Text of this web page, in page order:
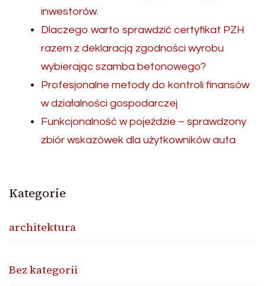
inwestorów.
Dlaczego warto sprawdzić certyfikat PZH
razem z deklaracją zgodności wyrobu
wybierając szamba betonowego?
Profesjonalne metody do kontroli finansów
w działalności gospodarczej
Funkcjonalność w pojeździe – sprawdzony
zbiór wskazówek dla użytkowników auta
Kategorie
architektura
Bez kategorii